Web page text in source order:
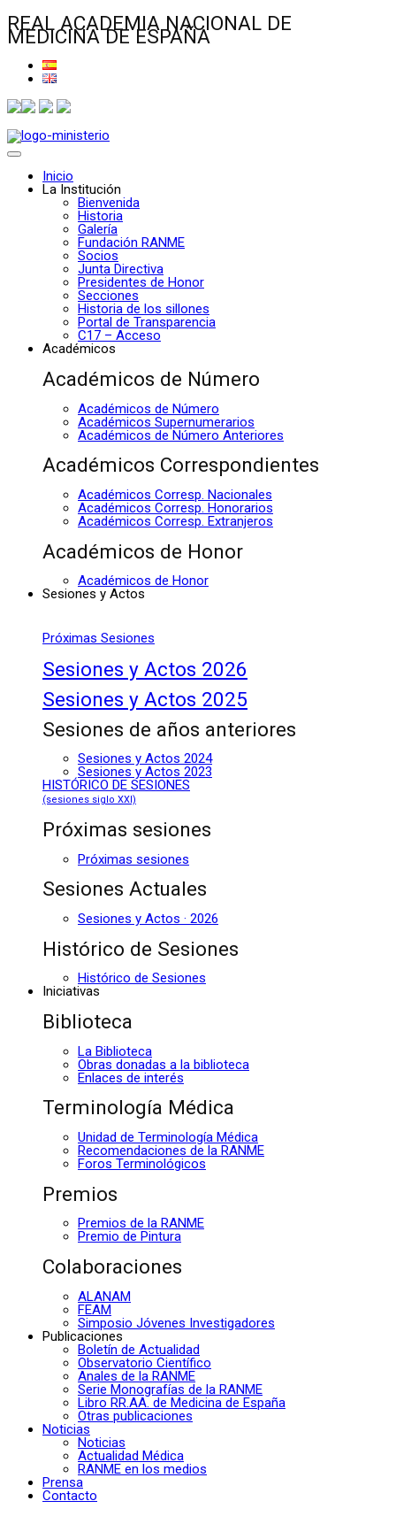
REAL ACADEMIA NACIONAL DE
MEDICINA DE ESPAÑA
Inicio
La Institución
Bienvenida
Historia
Galería
Fundación RANME
Socios
Junta Directiva
Presidentes de Honor
Secciones
Historia de los sillones
Portal de Transparencia
C17 – Acceso
Académicos
Académicos de Número
Académicos de Número
Académicos Supernumerarios
Académicos de Número Anteriores
Académicos Correspondientes
Académicos Corresp. Nacionales
Académicos Corresp. Honorarios
Académicos Corresp. Extranjeros
Académicos de Honor
Académicos de Honor
Sesiones y Actos
Próximas Sesiones
Sesiones y Actos 2026
Sesiones y Actos 2025
Sesiones de años anteriores
Sesiones y Actos 2024
Sesiones y Actos 2023
HISTÓRICO DE SESIONES
(sesiones siglo XXI)
Próximas sesiones
Próximas sesiones
Sesiones Actuales
Sesiones y Actos · 2026
Histórico de Sesiones
Histórico de Sesiones
Iniciativas
Biblioteca
La Biblioteca
Obras donadas a la biblioteca
Enlaces de interés
Terminología Médica
Unidad de Terminología Médica
Recomendaciones de la RANME
Foros Terminológicos
Premios
Premios de la RANME
Premio de Pintura
Colaboraciones
ALANAM
FEAM
Simposio Jóvenes Investigadores
Publicaciones
Boletín de Actualidad
Observatorio Científico
Anales de la RANME
Serie Monografías de la RANME
Libro RR.AA. de Medicina de España
Otras publicaciones
Noticias
Noticias
Actualidad Médica
RANME en los medios
Prensa
Contacto